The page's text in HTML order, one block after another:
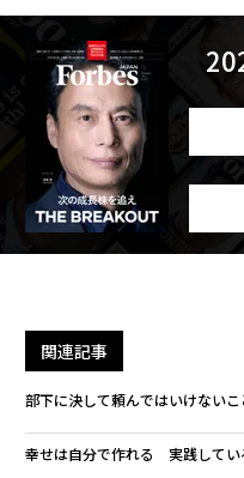
関連記事
部下に決して頼んではいけない
幸せは自分で作れる 実践してい